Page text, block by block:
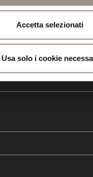
Accetta selezionati
Usa solo i cookie